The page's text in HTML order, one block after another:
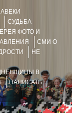
СУДЬБА
ФОТО И
СМИ О
НЕ
В
НАПИСАТЬ